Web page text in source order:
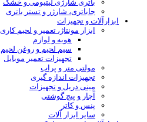
باتری شارژی لیتیومی و خشک
جاباتری، شارژر و تستر باتری
ابزارآلات و تجهیزات
ابزار مونتاژ، تعمیر و لحیم کاری
هویه و لوازم
سیم لحیم و روغن لحیم
تجهیزات تعمیر موبایل
مولتی متر و پراب
تجهیزات اندازه گیری
مینی دریل و تجهیزات
آچار و پیچ گوشتی
پنس و کاتر
سایر ابزار آلات